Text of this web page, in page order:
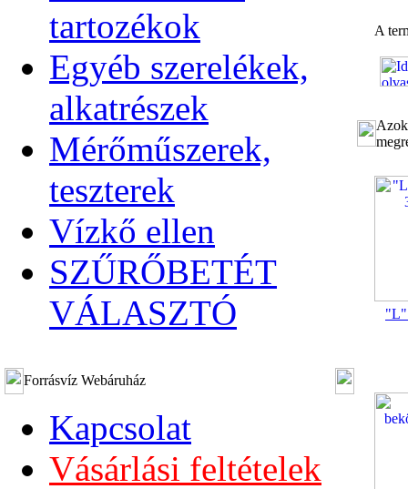
tartozékok
Egyéb szerelékek,
alkatrészek
Mérőműszerek,
teszterek
Vízkő ellen
SZŰRŐBETÉT
VÁLASZTÓ
Forrásvíz Webáruház
Kapcsolat
Vásárlási feltételek
A
"L"